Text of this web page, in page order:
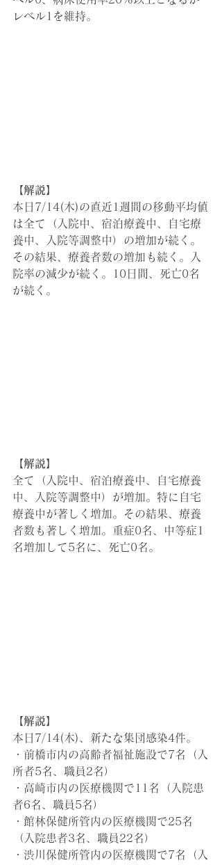
レベル1を維持。
【解説】
本日7/14(木)の直近1週間の移動平均値
は全て（入院中、宿泊療養中、自宅療
養中、入院等調整中）の増加が続く。
その結果、療養者数の増加も続く。入
院率の減少が続く。10日間、死亡0名
が続く。
【解説】
全て（入院中、宿泊療養中、自宅療養
中、入院等調整中）が増加。特に自宅
療養中が著しく増加。その結果、療養
者数も著しく増加。 重症0名、中等症1
名増加して5名に、死亡0名。
【解説】
本日7/14(木)
、新たな集団感染4件。
・前橋市内の高齢者福祉施設で7名（入
所者5名、職員2名）
・高崎市内の医療機関で11名（入院患
者6名、職員5名）
・館林保健所管内の医療機関で25名
（入院患者3名、職員22名）
・渋川保健所管内の医療機関で7名（入